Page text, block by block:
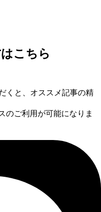
こちら
くと、オススメ記事の精
のご利用が可能になりま